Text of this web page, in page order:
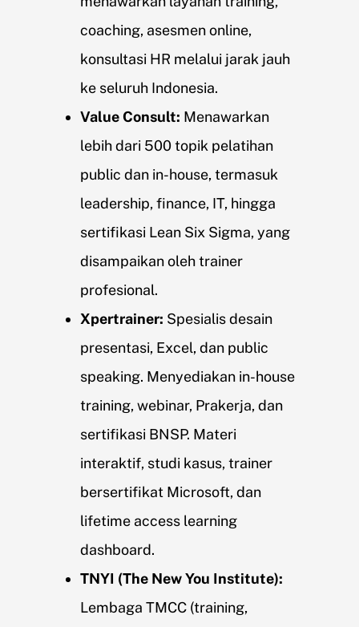
coaching, asesmen online,
konsultasi HR melalui jarak jauh
ke seluruh Indonesia.
Value Consult: Menawarkan
lebih dari 500 topik pelatihan
public dan in-house, termasuk
leadership, finance, IT, hingga
sertifikasi Lean Six Sigma, yang
disampaikan oleh trainer
profesional.
Xpertrainer: Spesialis desain
presentasi, Excel, dan public
speaking. Menyediakan in-house
training, webinar, Prakerja, dan
sertifikasi BNSP. Materi
interaktif, studi kasus, trainer
bersertifikat Microsoft, dan
lifetime access learning
dashboard.
TNYI (The New You Institute):
Lembaga TMCC (training,